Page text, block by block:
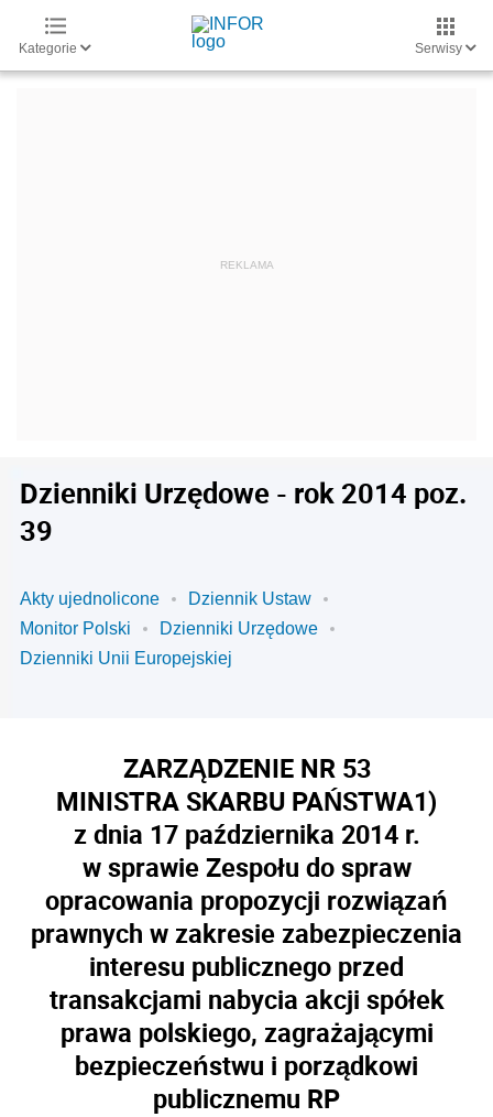
Kategorie Serwisy
Dzienniki Urzędowe - rok 2014 poz.
39
Akty ujednolicone
Dziennik Ustaw
Monitor Polski
Dzienniki Urzędowe
Dzienniki Unii Europejskiej
ZARZĄDZENIE NR 53
MINISTRA SKARBU PAŃSTWA1)
z dnia 17 października 2014 r.
w sprawie Zespołu do spraw
opracowania propozycji rozwiązań
prawnych w zakresie zabezpieczenia
interesu publicznego przed
transakcjami nabycia akcji spółek
prawa polskiego, zagrażającymi
bezpieczeństwu i porządkowi
publicznemu RP